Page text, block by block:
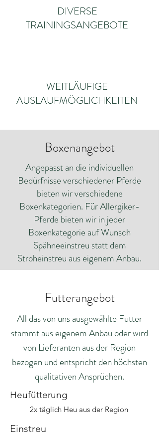
DIVERSE
TRAININGSANGEBOTE
WEITLÄUFIGE
AUSLAUFMÖGLICHKEITEN
Boxenangebot
Angepasst an die individuellen
Bedürfnisse verschiedener Pferde
bieten wir verschiedene
Boxenkategorien. Für Allergiker-
Pferde bieten wir in jeder
Boxenkategorie auf Wunsch
Spähneeinstreu statt dem
Stroheinstreu aus eigenem Anbau.
Futterangebot
All das von uns ausgewählte Futter
stammt aus eigenem Anbau oder wird
von Lieferanten aus der Region
bezogen und entspricht den höchsten
qualitativen Ansprüchen.
Heufütterung
2x täglich Heu aus der Region
Einstreu